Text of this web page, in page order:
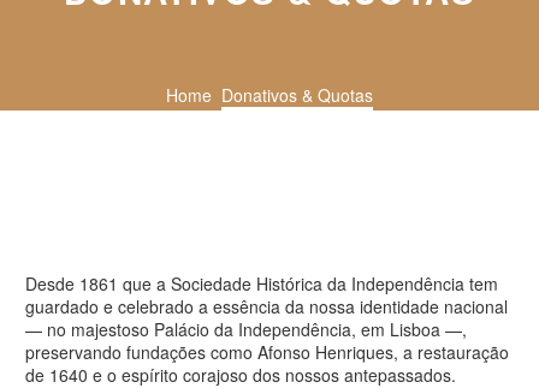
Home Donativos & Quotas
Desde 1861 que a Sociedade Histórica da Independência tem
guardado e celebrado a essência da nossa identidade nacional
— no majestoso Palácio da Independência, em Lisboa —,
preservando fundações como Afonso Henriques, a restauração
de 1640 e o espírito corajoso dos nossos antepassados.